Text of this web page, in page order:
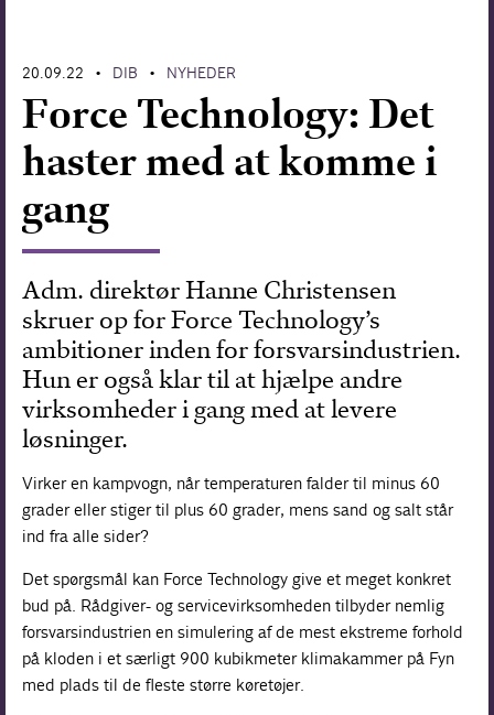
20.09.22 • DIB • NYHEDER
Force Technology: Det
haster med at komme i
gang
Adm. direktør Hanne Christensen
skruer op for Force Technology’s
ambitioner inden for forsvarsindustrien.
Hun er også klar til at hjælpe andre
virksomheder i gang med at levere
løsninger.
Virker en kampvogn, når temperaturen falder til minus 60
grader eller stiger til plus 60 grader, mens sand og salt står
ind fra alle sider?
Det spørgsmål kan Force Technology give et meget konkret
bud på. Rådgiver- og servicevirksomheden tilbyder nemlig
forsvarsindustrien en simulering af de mest ekstreme forhold
på kloden i et særligt 900 kubikmeter klimakammer på Fyn
med plads til de fleste større køretøjer.